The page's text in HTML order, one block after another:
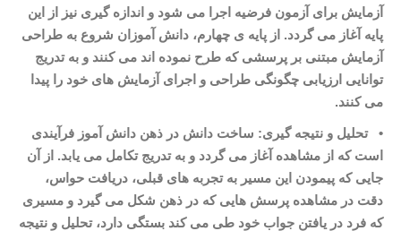
آزمایش برای آزمون فرضیه اجرا می شود و اندازه گیری نیز از این
پایه آغاز می گردد. از پایه ی چهارم، دانش آموزان شروع به طراحی
آزمایش مبتنی بر پرسشی که طرح نموده اند می کنند و به تدریج
توانایی ارزیابی چگونگی طراحی و اجرای آزمایش های خود را پیدا
می کنند.
•
تحلیل و نتیجه گیری: ساخت دانش در ذهن دانش آموز فرآیندی
است که از مشاهده آغاز می گردد و به تدریج تکامل می یابد. از آن
جایی که پیمودن این مسیر به تجربه های قبلی، دریافت حواس،
دقت در مشاهده پرسش هایی که در ذهن شکل می گیرد و مسیری
که فرد در یافتن جواب خود طی می کند بستگی دارد، تحلیل و نتیجه